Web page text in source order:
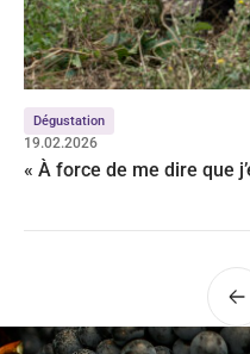
Dégustation
19.02.2026
« À force de me dire que